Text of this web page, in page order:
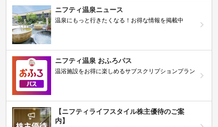
ニフティ温泉ニュース
温泉にもっと行きたくなる！お得な情報を掲載中
ニフティ温泉 おふろパス
温浴施設をお得に楽しめるサブスクリプションプラン
【ニフティライフスタイル株主優待のご案
内】